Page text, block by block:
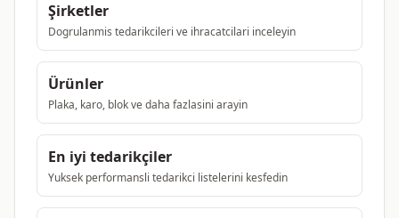
Şirketler
Dogrulanmis tedarikcileri ve ihracatcilari inceleyin
Ürünler
Plaka, karo, blok ve daha fazlasini arayin
En iyi tedarikçiler
Yuksek performansli tedarikci listelerini kesfedin